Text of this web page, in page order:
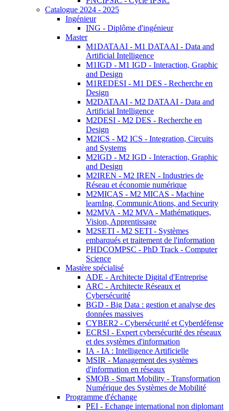
Catalogue 2024 - 2025
Ingénieur
ING - Diplôme d'ingénieur
Master
M1DATAAI - M1 DATAAI - Data and
Artificial Intelligence
M1IGD - M1 IGD - Interaction, Graphic
and Design
M1REDESI - M1 DES - Recherche en
Design
M2DATAAI - M2 DATAAI - Data and
Artificial Intelligence
M2DESI - M2 DES - Recherche en
Design
M2ICS - M2 ICS - Integration, Circuits
and Systems
M2IGD - M2 IGD - Interaction, Graphic
and Design
M2IREN - M2 IREN - Industries de
Réseau et économie numérique
M2MICAS - M2 MICAS - Machine
learnIng, CommunicAtions, and Security
M2MVA - M2 MVA - Mathématiques,
Vision, Apprentissage
M2SETI - M2 SETI - Systèmes
embarqués et traitement de l'information
PHDCOMPSC - PhD Track - Computer
Science
Mastère spécialisé
ADE - Architecte Digital d'Entreprise
ARC - Architecte Réseaux et
Cybersécurité
BGD - Big Data : gestion et analyse des
données massives
CYBER2 - Cybersécurité et Cyberdéfense
ECRSI - Expert cybersécurité des réseaux
et des systèmes d'information
IA - IA : Intelligence Artificielle
MSIR - Management des systèmes
d'information en réseaux
SMOB - Smart Mobility - Transformation
Numérique des Systèmes de Mobilité
Programme d'échange
PEI - Echange international non diplomant